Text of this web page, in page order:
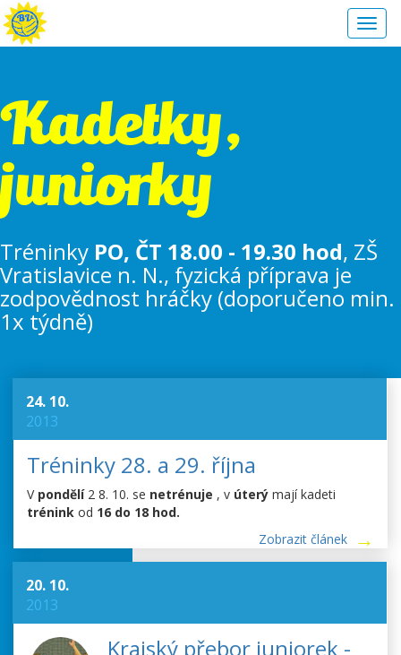
Kadetky,
juniorky
Tréninky PO, ČT 18.00 - 19.30 hod, ZŠ
Vratislavice n. N., fyzická příprava je
zodpovědnost hráčky (doporučeno min.
1x týdně)
24. 10.
2013
Tréninky 28. a 29. října
V pondělí2 8. 10. se netrénuje , v úterý mají kadeti
trénink od 16 do 18 hod.
Zobrazit článek
20. 10.
2013
Krajský přebor juniorek -